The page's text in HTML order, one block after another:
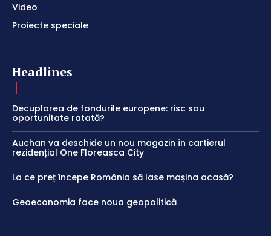
Video
Proiecte speciale
Headlines
Decuplarea de fondurile europene: risc sau
oportunitate ratată?
Auchan va deschide un nou magazin în cartierul
rezidențial One Floreasca City
La ce preț începe România să lase mașina acasă?
Geoeconomia face noua geopolitică